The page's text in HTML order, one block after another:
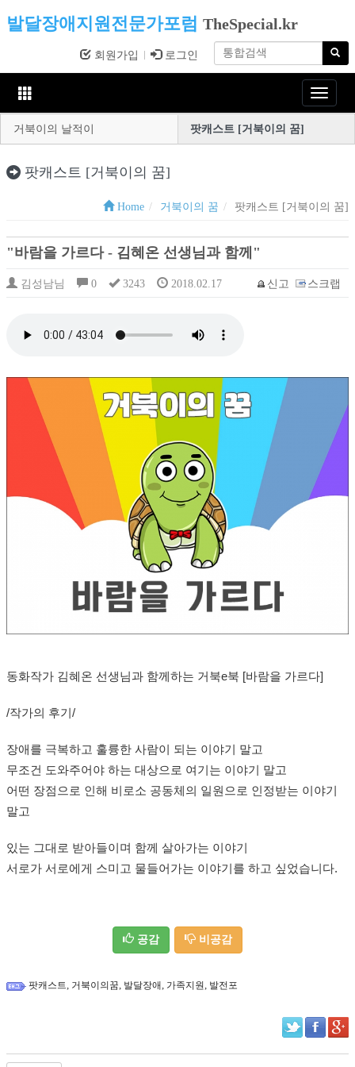
발달장애지원전문가포럼 TheSpecial.kr
회원가입 로그인
Toggle
거북이의 날적이
팟캐스트 [거북이의 꿈]
팟캐스트 [거북이의 꿈]
Home 거북이의 꿈 팟캐스트 [거북이의 꿈]
"바람을 가르다 - 김혜온 선생님과 함께"
김성남님 0 3243 2018.02.17 신고 스크랩
동화작가 김혜온 선생님과 함께하는 거북e북 [바람을 가르다]
/작가의 후기/
장애를 극복하고 훌륭한 사람이 되는 이야기 말고
무조건 도와주어야 하는 대상으로 여기는 이야기 말고
어떤 장점으로 인해 비로소 공동체의 일원으로 인정받는 이야기
말고
있는 그대로 받아들이며 함께 살아가는 이야기
서로가 서로에게 스미고 물들어가는 이야기를 하고 싶었습니다.
공감 비공감
팟캐스트, 거북이의꿈, 발달장애, 가족지원, 발전포